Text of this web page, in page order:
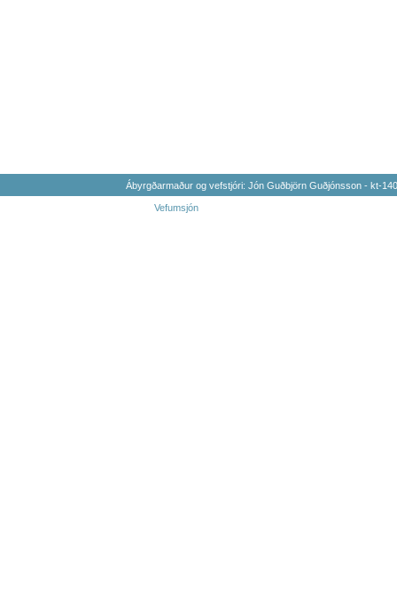
Ábyrgðarmaður og vefstjóri: Jón Guðbjörn Guðjónsson - kt-
Vefumsjón